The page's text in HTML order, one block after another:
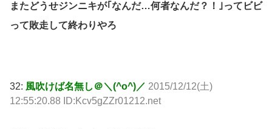
またどうせジンニキが｢なんだ…何者なんだ？！｣ってビビ
って敗走して終わりやろ
32: 風吹けば名無し＠＼(^o^)／ 2015/12/12(土)
12:55:20.88 ID:Kcv5gZZr01212.net